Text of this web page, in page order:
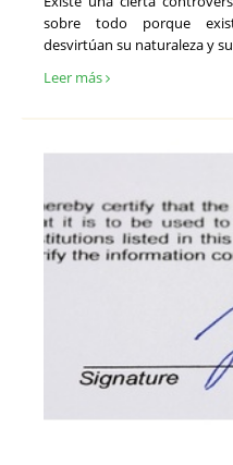
sobre todo porque
desvirtúan su naturaleza y
Leer más